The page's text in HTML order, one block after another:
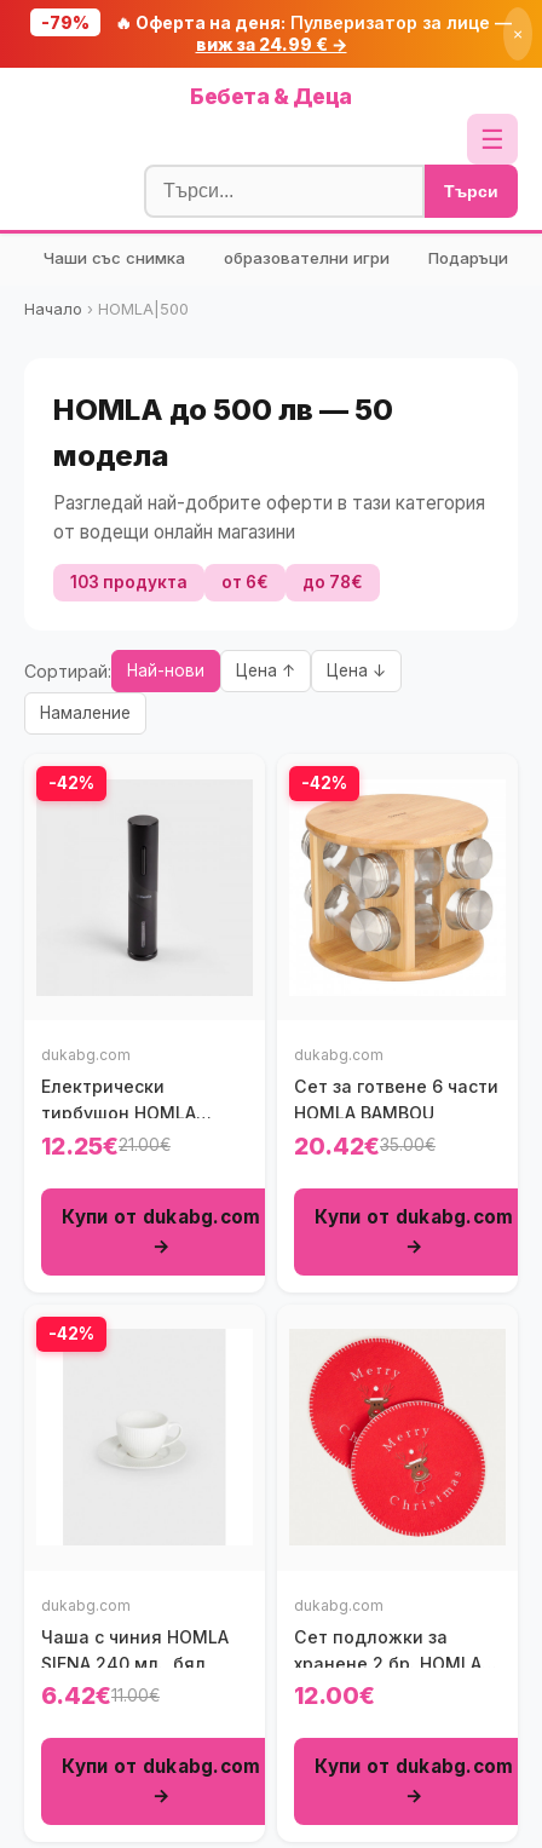
-79% 🔥 Оферта на деня: Пулверизатор за лице —
виж за 24.99 € →
×
Бебета & Деца
☰
Блог
🧮 Калкулатори
🔍 Намери продукт
Търси
Чаши със снимка образователни игри Подаръци
Начало › HOMLA|500
HOMLA до 500 лв — 50
модела
Разгледай най-добрите оферти в тази категория
от водещи онлайн магазини
103 продукта от 6€ до 78€
Сортирай: Най-нови Цена ↑ Цена ↓
Намаление
-42%
dukabg.com
Електрически
тирбушон HOMLA
ALCOLE 23 см.
12.25€21.00€
Купи от dukabg.com
→
-42%
dukabg.com
Сет за готвене 6 части
HOMLA BAMBOU
20.42€35.00€
Купи от dukabg.com
→
-42%
dukabg.com
Чаша с чиния HOMLA
SIENA 240 мл., бял
6.42€11.00€
Купи от dukabg.com
→
dukabg.com
Сет подложки за
хранене 2 бр. HOMLA
MERRICK 35 см.
12.00€
Купи от dukabg.com
→